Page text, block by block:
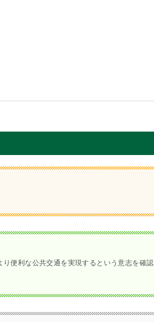
便利な公共交通を実現するという意志を確認